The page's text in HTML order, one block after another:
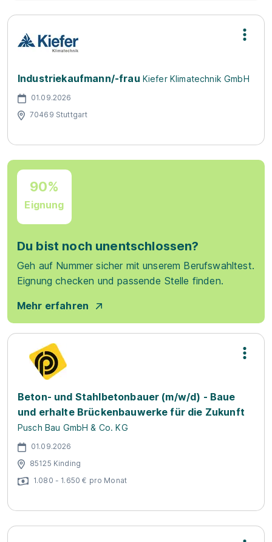
Industriekaufmann/-frau Kiefer Klimatechnik GmbH
01.09.2026
70469 Stuttgart
90%
Eignung
Du bist noch unentschlossen?
Geh auf Nummer sicher mit unserem Berufswahltest.
Eignung checken und passende Stelle finden.
Mehr erfahren
Beton- und Stahlbetonbauer (m/w/d) - Baue
und erhalte Brückenbauwerke für die Zukunft
Pusch Bau GmbH & Co. KG
01.09.2026
85125 Kinding
1.080 - 1.650 € pro Monat